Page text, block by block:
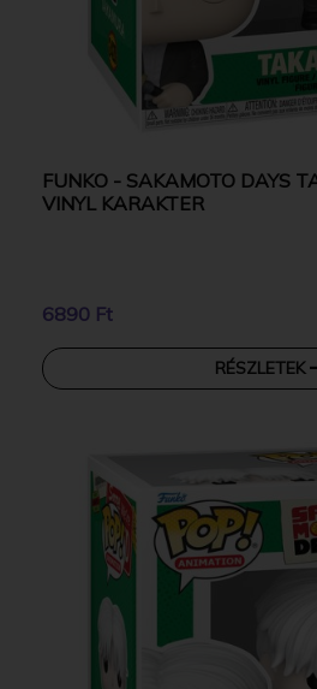
FUNKO - SAKAMOTO DAYS
VINYL KARAKTER
6890 Ft
RÉSZLETEK